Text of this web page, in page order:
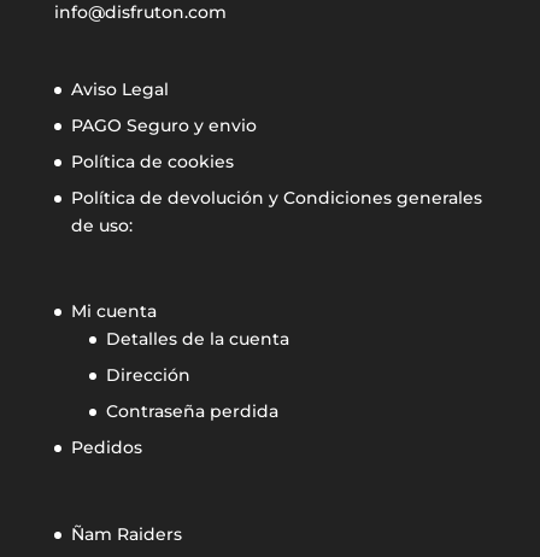
info@disfruton.com
Aviso Legal
PAGO Seguro y envio
Política de cookies
Política de devolución y Condiciones generales
de uso:
Mi cuenta
Detalles de la cuenta
Dirección
Contraseña perdida
Pedidos
Ñam Raiders